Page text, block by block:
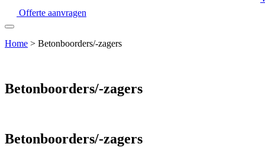
Offerte aanvragen
Home > Betonboorders/-zagers
Betonboorders/-zagers
Betonboorders/-zagers